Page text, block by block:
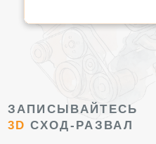
ЗАПИСЫВАЙТЕСЬ
3D СХОД-РАЗВАЛ